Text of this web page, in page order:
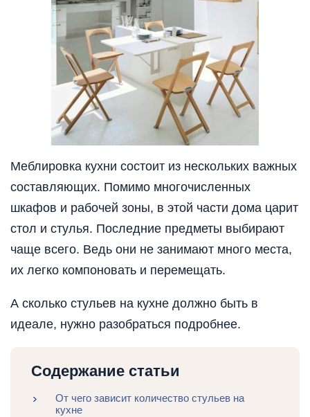
Меблировка кухни состоит из нескольких важных
составляющих. Помимо многочисленных
шкафов и рабочей зоны, в этой части дома царит
стол и стулья. Последние предметы выбирают
чаще всего. Ведь они не занимают много места,
их легко компоновать и перемещать.
А сколько стульев на кухне должно быть в
идеале, нужно разобраться подробнее.
Содержание статьи
От чего зависит количество стульев на
кухне